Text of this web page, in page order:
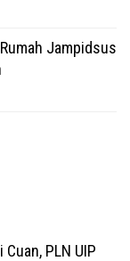
Jampidsus
PLN UIP